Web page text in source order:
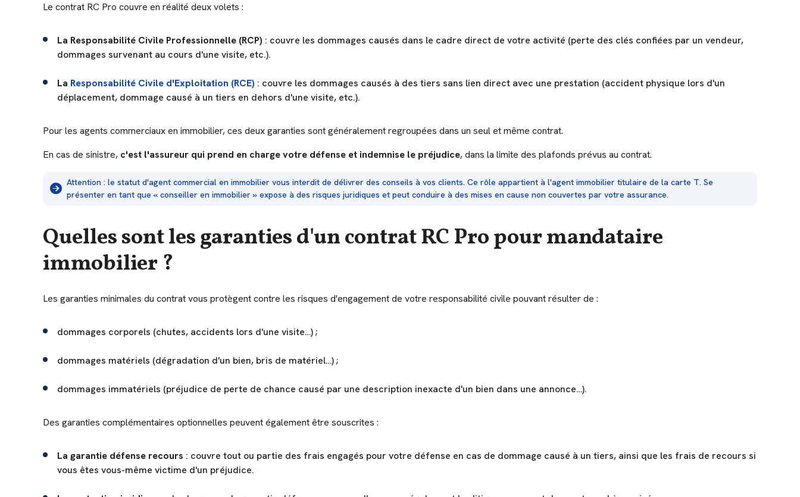
Le contrat RC Pro couvre en réalité deux volets :
La Responsabilité Civile Professionnelle (RCP) : couvre les dommages causés dans le cadre direct de votre activité (perte des clés confiées par un vendeur,
dommages survenant au cours d'une visite, etc.).
La Responsabilité Civile d'Exploitation (RCE) : couvre les dommages causés à des tiers sans lien direct avec une prestation (accident physique lors d'un
déplacement, dommage causé à un tiers en dehors d'une visite, etc.).
Pour les agents commerciaux en immobilier, ces deux garanties sont généralement regroupées dans un seul et même contrat.
En cas de sinistre, c'est l'assureur qui prend en charge votre défense et indemnise le préjudice, dans la limite des plafonds prévus au contrat.
Attention : le statut d'agent commercial en immobilier vous interdit de délivrer des conseils à vos clients. Ce rôle appartient à l'agent immobilier titulaire de la carte T. Se
présenter en tant que « conseiller en immobilier » expose à des risques juridiques et peut conduire à des mises en cause non couvertes par votre assurance.
Quelles sont les garanties d'un contrat RC Pro pour mandataire
immobilier ?
Les garanties minimales du contrat vous protègent contre les risques d'engagement de votre responsabilité civile pouvant résulter de :
dommages corporels (chutes, accidents lors d'une visite…) ;
dommages matériels (dégradation d'un bien, bris de matériel…) ;
dommages immatériels (préjudice de perte de chance causé par une description inexacte d'un bien dans une annonce…).
Des garanties complémentaires optionnelles peuvent également être souscrites :
La garantie défense recours : couvre tout ou partie des frais engagés pour votre défense en cas de dommage causé à un tiers, ainsi que les frais de recours si
vous êtes vous-même victime d'un préjudice.